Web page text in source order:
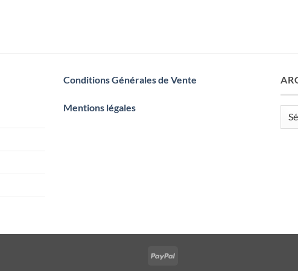
Conditions Générales de Vente
Mentions légales
PayPal